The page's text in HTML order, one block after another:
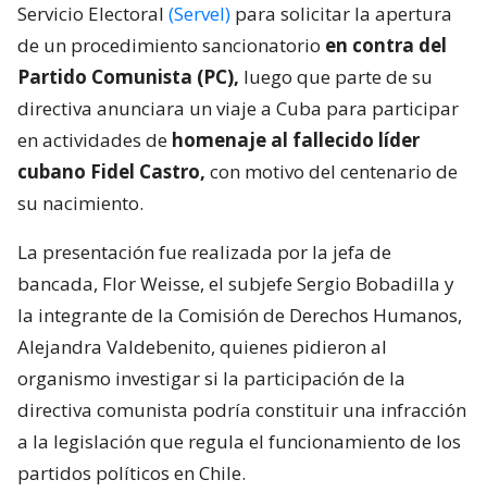
Servicio Electoral (Servel) para solicitar la apertura
de un procedimiento sancionatorio en contra del
Partido Comunista (PC), luego que parte de su
directiva anunciara un viaje a Cuba para participar
en actividades de homenaje al fallecido líder
cubano Fidel Castro, con motivo del centenario de
su nacimiento.
La presentación fue realizada por la jefa de
bancada, Flor Weisse, el subjefe Sergio Bobadilla y
la integrante de la Comisión de Derechos Humanos,
Alejandra Valdebenito, quienes pidieron al
organismo investigar si la participación de la
directiva comunista podría constituir una infracción
a la legislación que regula el funcionamiento de los
partidos políticos en Chile.